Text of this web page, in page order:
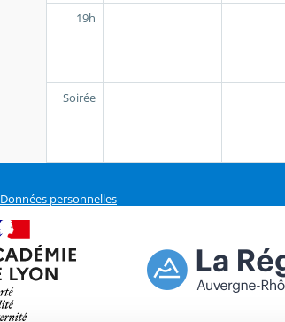
19h
Soirée
Données personnelles